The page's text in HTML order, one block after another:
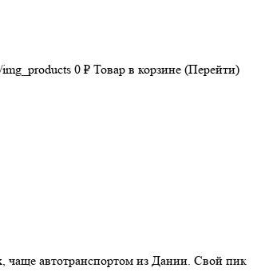
0 ₽ Товар в корзине (Перейти)
чаще автотранспортом из Дании. Свой пик